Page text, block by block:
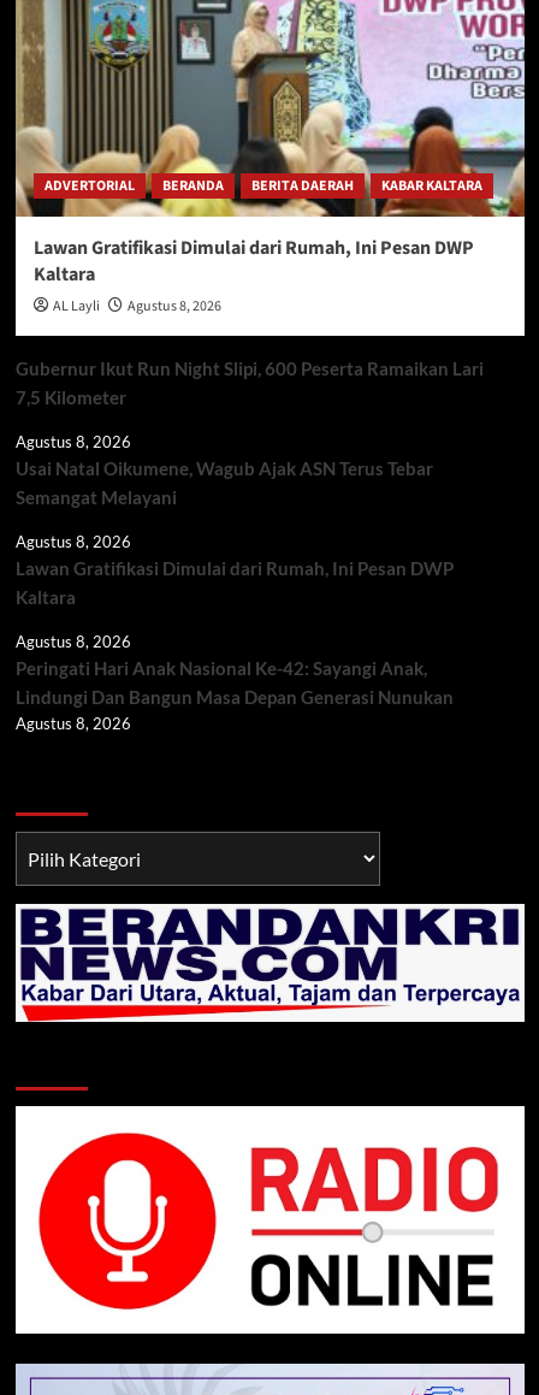
ADVERTORIAL BERANDA BERITA DAERAH KABAR KALTARA
Lawan Gratifikasi Dimulai dari Rumah, Ini Pesan DWP
Kaltara
AL Layli Agustus 8, 2026
Gubernur Ikut Run Night Slipi, 600 Peserta Ramaikan Lari
7,5 Kilometer
Agustus 8, 2026
Usai Natal Oikumene, Wagub Ajak ASN Terus Tebar
Semangat Melayani
Agustus 8, 2026
Lawan Gratifikasi Dimulai dari Rumah, Ini Pesan DWP
Kaltara
Agustus 8, 2026
Peringati Hari Anak Nasional Ke-42: Sayangi Anak,
Lindungi Dan Bangun Masa Depan Generasi Nunukan
Agustus 8, 2026
TNI/POLRI